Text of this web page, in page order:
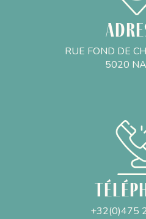
RUE FOND DE
5020
+32(0)475